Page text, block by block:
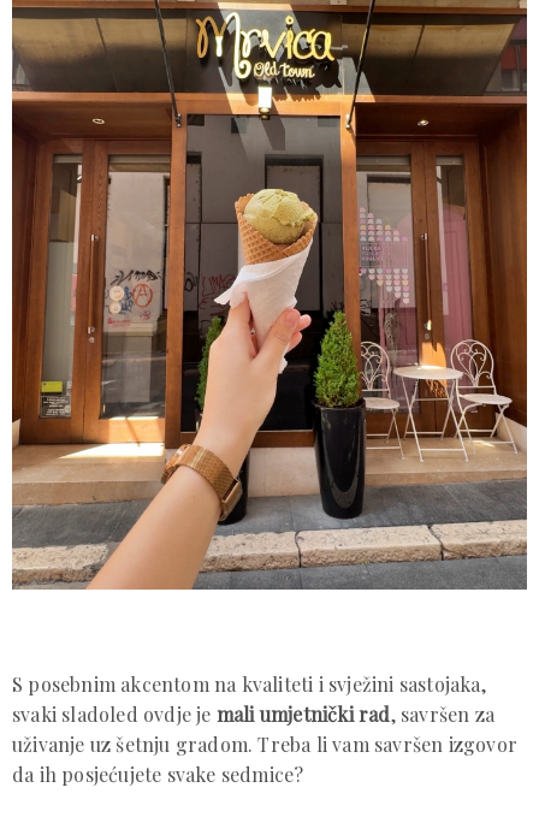
S posebnim akcentom na kvaliteti i svježini sastojaka,
svaki sladoled ovdje je mali umjetnički rad, savršen za
uživanje uz šetnju gradom. Treba li vam savršen izgovor
da ih posjećujete svake sedmice?